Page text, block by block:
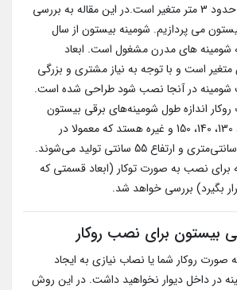
شده و تا اندازه های حدود 3 متر متغیر است.در این مقاله به بررسی
می پردازیم. شومینه بیستون از سال
ارائه شومینه های مدرن مشغول است. ابعاد
است و با توجه به نیاز مشتری و بزرگی
شومینه در آنجا نصب شود طراحی شده است.
اندازه طول شومینه‌های برقی بیستون
85، 90، 100، 110، 120، 130، 140، 150 و غیره هستد که معمولا در
عرض‌های (عمق) 16 سانتی‌متری و ارتفاع 55 سانتی تولید می‌شوند.
برای نصب به صورت توکار (ابعاد قسمتی که
بگیرد) بررسی خواهد شد.
بیستون برای نصب روکار
روکار شما یا نصاب نیازی به ایجاد
در داخل دیوار نخواهید داشت. در این روش